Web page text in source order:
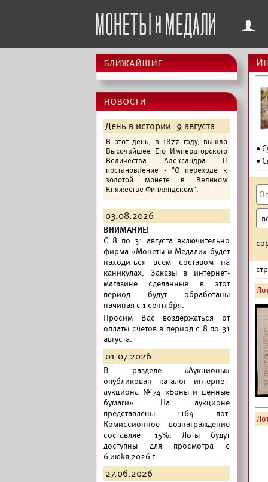
f
ближайшие
новости
День в истории: 9 августа
В этот день, в 1877 году, вышло
Высочайшее Его Императорского
Величества Александра II
постановление - "О переходе к
золотой монете в Великом
Княжестве Финляндском".
03.08.2026
ВНИМАНИЕ!
C 8 по 31 августа включительно
фирма «Монеты и Медали» будет
находиться всем составом на
каникулах. Заказы в интернет-
магазине сделанные в этот
период будут обработаны
начиная с 1 сентября.
Просим Вас воздержаться от
оплаты счетов в период с 8 по 31
августа.
01.07.2026
В разделе «Аукционы»
опубликован каталог интернет-
аукциона №74 «Боны и ценные
бумаги». На аукционе
представлены 1164 лот.
Комиссионное вознаграждение
составляет 15%. Лоты будут
доступны для просмотра с
6 июkя 2026 г.
27.06.2026
•
•